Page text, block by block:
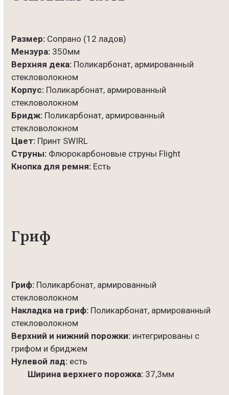
Размер: Сопрано (12 ладов)
Мензура: 350мм
Верхняя дека: Поликарбонат, армированный
стекловолокном
Корпус: Поликарбонат, армированный
стекловолокном
Бридж: Поликарбонат, армированный
стекловолокном
Цвет: Принт SWIRL
Струны: Флюрокарбоновые струны Flight
Кнопка для ремня: Есть
Гриф
Гриф: Поликарбонат, армированный
стекловолокном
Накладка на гриф: Поликарбонат, армированный
стекловолокном
Верхний и нижний порожки: интегрированы с
грифом и бриджем
Нулевой лад: есть
Ширина верхнего порожка: 37,3мм